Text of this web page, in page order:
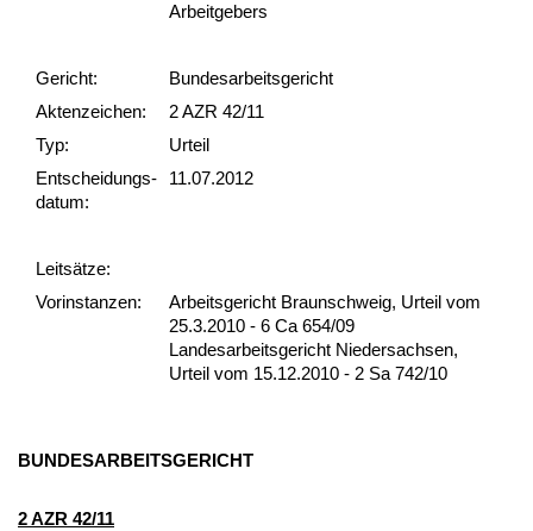
Arbeitgebers
Gericht:
Bundesarbeitsgericht
Akten­zeichen:
2 AZR 42/11
Typ:
Urteil
Ent­scheid­ungs­
datum:
11.07.2012
Leit­sätze:
Vor­ins­tan­zen:
Arbeitsgericht Braunschweig, Urteil vom
25.3.2010 - 6 Ca 654/09
Landesarbeitsgericht Niedersachsen,
Urteil vom 15.12.2010 - 2 Sa 742/10
BUN­DES­AR­BEITS­GERICHT
2 AZR 42/11